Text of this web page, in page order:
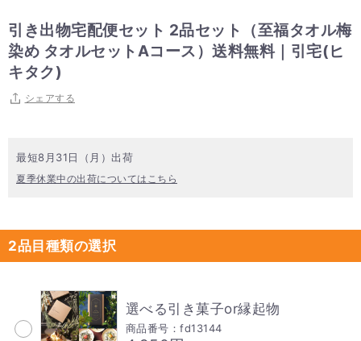
引き出物宅配便セット 2品セット（至福タオル梅
染め タオルセットAコース）送料無料｜引宅(ヒ
キタク)
シェアする
最短8月31日（月）出荷
夏季休業中の出荷についてはこちら
2品目種類の選択
選べる引き菓子or縁起物
商品番号：fd13144